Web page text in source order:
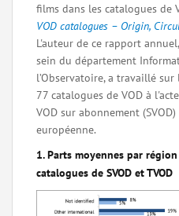
films dans les catalogues de
VOD catalogues – Origin,
L'auteur de ce rapport annuel,
sein du département
l’Observatoire, a travaillé
77 catalogues de VOD à
VOD sur abonnement
européenne.
1. Parts moyennes par
catalogues de SVOD et TVOD